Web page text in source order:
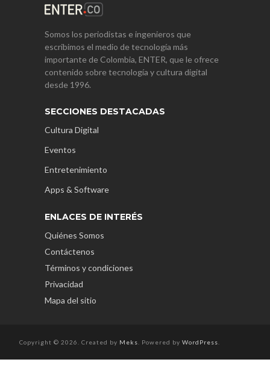
Somos los periodistas e ingenieros que
escribimos el medio de tecnología más
importante de Colombia, ENTER, que le ofrece
contenido sobre tecnología y cultura digital
desde 1996.
SECCIONES DESTACADAS
Cultura Digital
Eventos
Entretenimiento
Apps & Software
ENLACES DE INTERÉS
Quiénes Somos
Contáctenos
Términos y condiciones
Privacidad
Mapa del sitio
Copyright © 2026. Created by Meks . Powered by WordPress